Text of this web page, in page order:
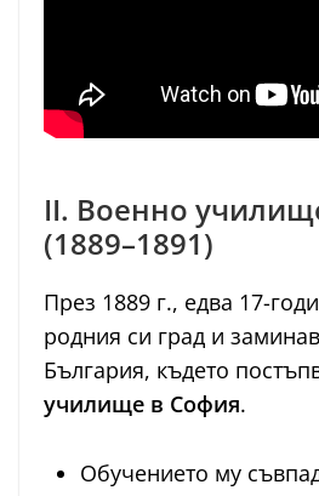
II. Военно
(1889–1891)
През 1889 г., едва 17-
родния си град и
България, където
училище в София.
Обучението му